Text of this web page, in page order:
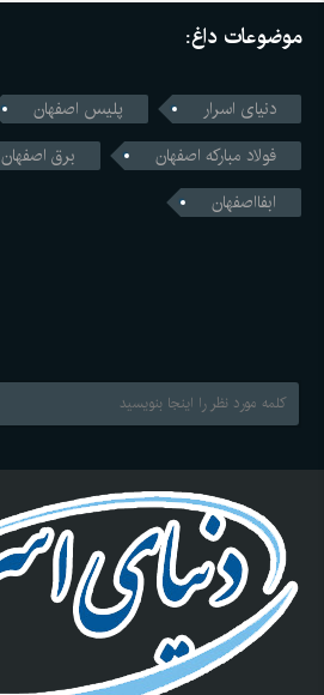
موضوعات داغ:
دنیای اسرار
پلیس اصفهان
فولاد مبارکه اصفهان
برق اصفهان
ابفااصفهان